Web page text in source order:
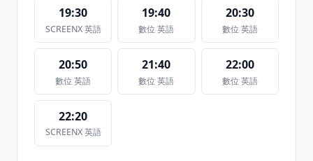
19:30
SCREENX 英語
19:40
數位 英語
20:30
數位 英語
20:50
數位 英語
21:40
數位 英語
22:00
數位 英語
22:20
SCREENX 英語